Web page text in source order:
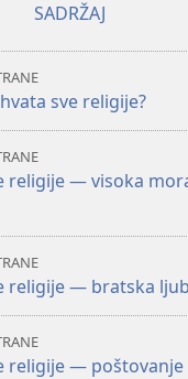
publikacija
avgust 2009.
SADRŽAJ
sve religije?
religije — visoka
religije — bratska
religije — poštovanje